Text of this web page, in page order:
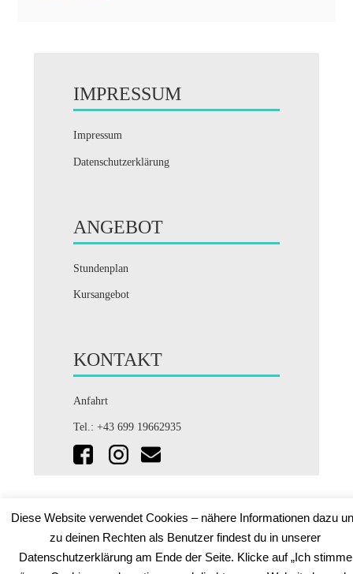
IMPRESSUM
Impressum
Datenschutzerklärung
ANGEBOT
Stundenplan
Kursangebot
KONTAKT
Anfahrt
Tel.: +43 699 19662935
Diese Website verwendet Cookies – nähere Informationen dazu
zu deinen Rechten als Benutzer findest du in unserer
Datenschutzerklärung am Ende der Seite. Klicke auf „Ich stimme